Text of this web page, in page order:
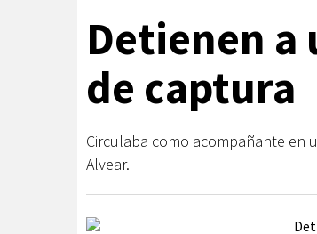
Detienen
de captura
Circulaba como acompañante en
Alvear.